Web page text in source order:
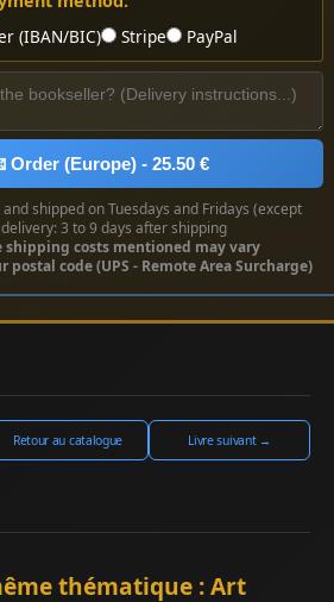
(IBAN/BIC)
Stripe PayPal
Order (Europe) - 25.50 €
shipped on Tuesdays and Fridays (except
3 to 9 days after shipping
shipping costs mentioned may vary
code (UPS - Remote Area Surcharge)
Retour au catalogue Livre suivant →
thématique : Art